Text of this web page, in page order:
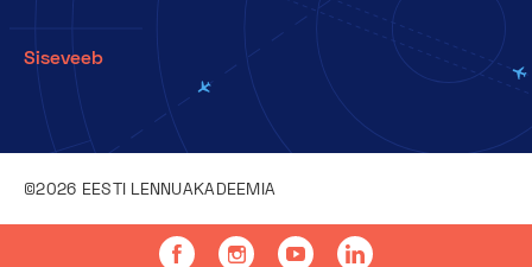
Siseveeb
©2026 EESTI LENNUAKADEEMIA